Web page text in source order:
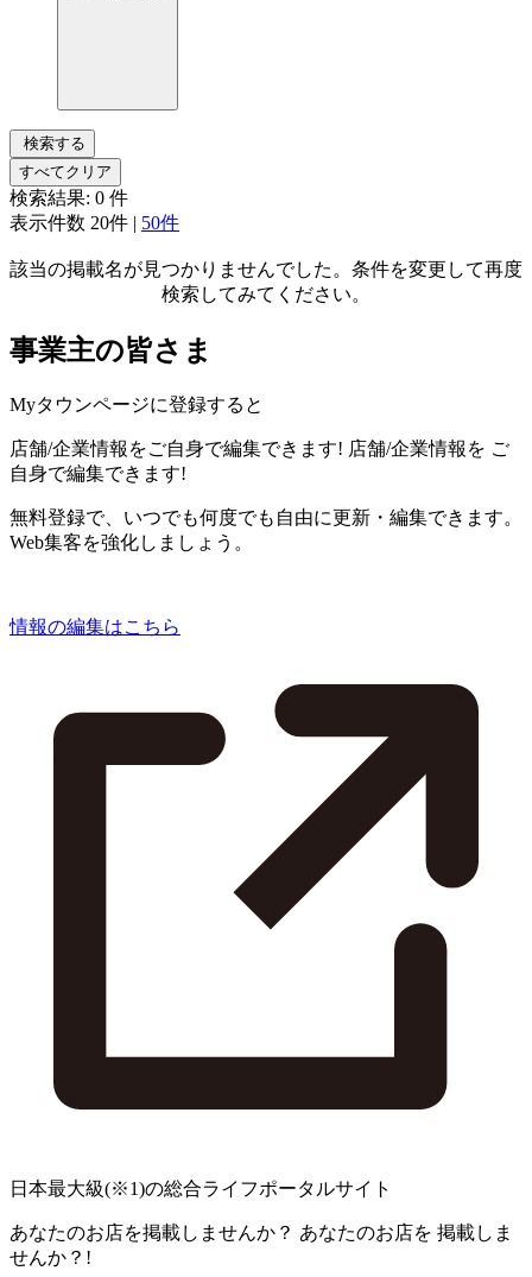
検索する
すべてクリア
検索結果: 0 件
表示件数 20件 | 50件
該当の掲載名が見つかりませんでした。条件を変更して再度
検索してみてください。
事業主の皆さま
Myタウンページに登録すると
店舗/企業情報をご自身で編集できます! 店舗/企業情報を ご
自身で編集できます!
無料登録で、いつでも何度でも自由に更新・編集できます。
Web集客を強化しましょう。
情報の編集はこちら
日本最大級(※1)の総合ライフポータルサイト
あなたのお店を掲載しませんか？ あなたのお店を 掲載しま
せんか？!